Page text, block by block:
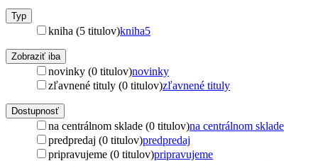
Typ
kniha (5 titulov)kniha5
Zobraziť iba
novinky (0 titulov)novinky
zľavnené tituly (0 titulov)zľavnené tituly
Dostupnosť
na centrálnom sklade (0 titulov)na centrálnom sklade
predpredaj (0 titulov)predpredaj
pripravujeme (0 titulov)pripravujeme